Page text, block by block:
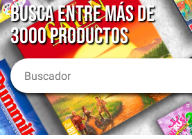
BUSCA ENTRE MÁS DE
3000 PRODUCTOS